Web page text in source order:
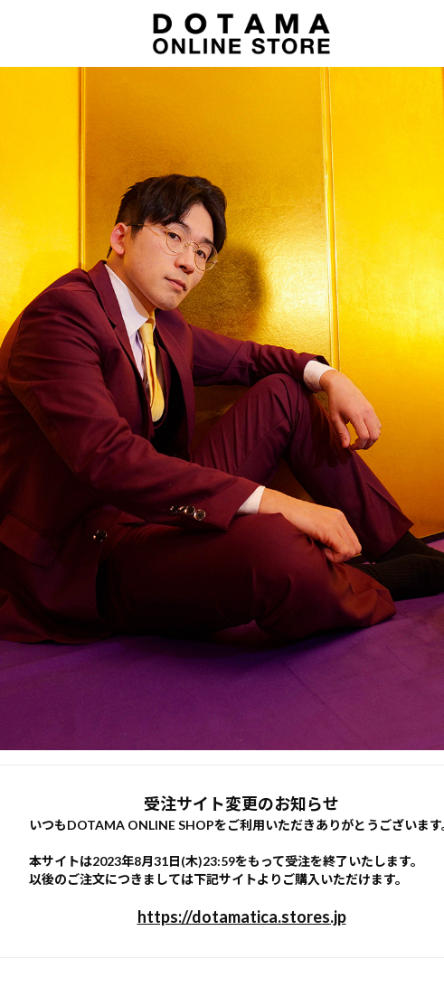
受注サイト変更のお知らせ
いつもDOTAMA ONLINE SHOPをご利用いただきありがとうございます
本サイトは2023年8月31日(木)23:59をもって受注を終了いたします。
以後のご注文につきましては下記サイトよりご購入いただけます。
https://dotamatica.stores.jp